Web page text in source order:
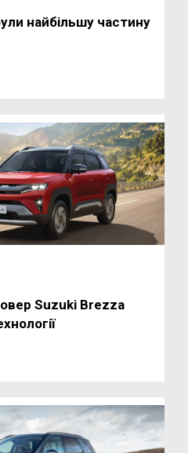
найбільшу частину
Suzuki Brezza